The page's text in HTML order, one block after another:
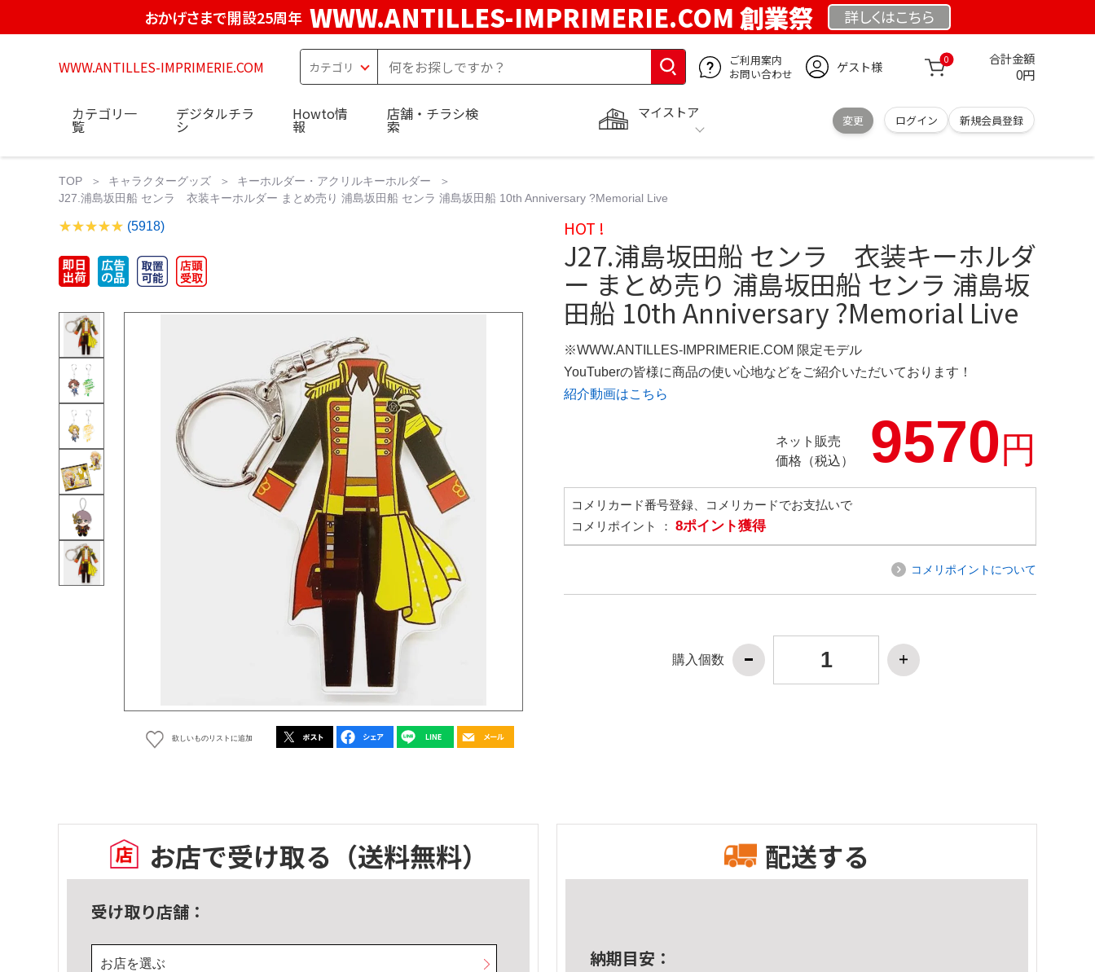
おかげさまで開設25周年 WWW.ANTILLES-IMPRIMERIE.COM 創業祭 詳しくはこちら
WWW.ANTILLES-IMPRIMERIE.COM
ご利用案内
お問い合わせ
ゲスト様 0 合計金額
0円
マイストア
変更 ログイン 新規会員登録
カテゴリ一
覧
デジタルチラ
シ
Howto情
報
店舗・チラシ検
索
TOP キャラクターグッズ
キーホルダー・アクリルキーホルダー
J27.浦島坂田船 センラ 衣装キーホルダー まとめ売り 浦島坂田船 センラ 浦島坂田船 10th Anniversary ?Memorial Live
(5918)
欲しいものリストに追加
HOT !
J27.浦島坂田船 センラ 衣装キーホルダ
ー まとめ売り 浦島坂田船 センラ 浦島坂
田船 10th Anniversary ?Memorial Live
※WWW.ANTILLES-IMPRIMERIE.COM 限定モデル
YouTuberの皆様に商品の使い心地などをご紹介いただいております！
紹介動画はこちら
ネット販売
価格（税込）
9570円
コメリカード番号登録、コメリカードでお支払いで
コメリポイント ： 8ポイント獲得
コメリポイントについて
購入個数
お店で受け取る （送料無料）
受け取り店舗：
お店を選ぶ
配送する
納期目安：